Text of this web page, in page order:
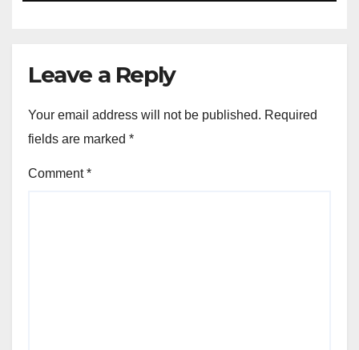
Leave a Reply
Your email address will not be published. Required
fields are marked *
Comment*